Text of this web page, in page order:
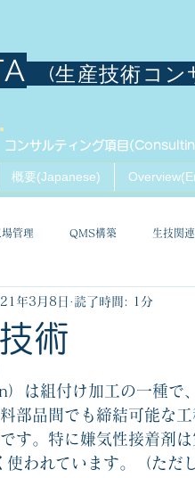
(生産技術コン
コンサルティング項目
概要(Japanese)
場管理 QMS構築 生技関
術
年3月8日 読了時間: 1分
は組付け加工の一種で
部品間でも締結可能な
す。特に嫌気性接着剤
使われています。（ただ